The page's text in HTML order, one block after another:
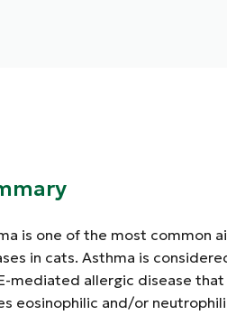
is one of the most common
in cats. Asthma is
mediated allergic disease
eosinophilic and/or